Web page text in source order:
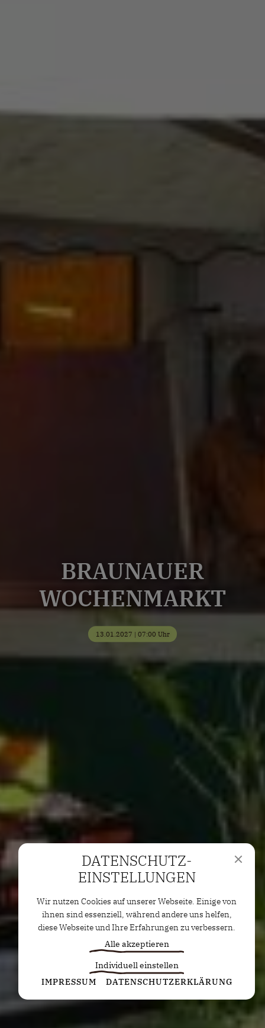
BRAUNAUER
WOCHENMARKT
13.01.2027 | 07:00 Uhr
DATENSCHUTZ­
EINSTELLUNGEN
Wir nutzen Cookies auf unserer Webseite. Einige von
ihnen sind essenziell, während andere uns helfen,
diese Webseite und Ihre Erfahrungen zu verbessern.
Alle akzeptieren
Individuell einstellen
Statistiken
Diese Cookies erfassen anonyme Statistiken. Diese
Informationen helfen uns zu verstehen, wie wir
unsere Website noch weiter optimieren können.
IMPRESSUM DATENSCHUTZERKLÄRUNG